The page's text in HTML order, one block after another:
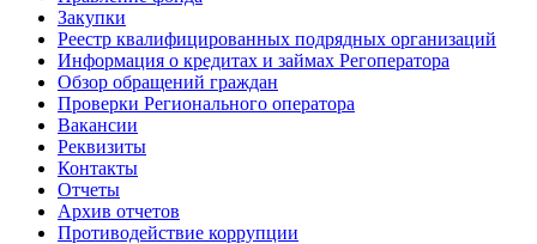
Закупки
Реестр квалифицированных подрядных организаций
Информация о кредитах и займах Регоператора
Обзор обращений граждан
Проверки Регионального оператора
Вакансии
Реквизиты
Контакты
Отчеты
Архив отчетов
Противодействие коррупции